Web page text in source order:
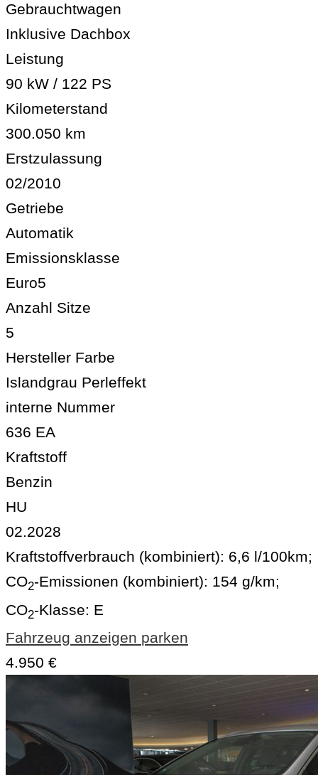
Gebrauchtwagen
Inklusive Dachbox
Leistung
90 kW / 122 PS
Kilometerstand
300.050 km
Erstzulassung
02/2010
Getriebe
Automatik
Emissionsklasse
Euro5
Anzahl Sitze
5
Hersteller Farbe
Islandgrau Perleffekt
interne Nummer
636 EA
Kraftstoff
Benzin
HU
02.2028
Kraftstoffverbrauch (kombiniert): 6,6 l/100km;
CO2-Emissionen (kombiniert): 154 g/km;
CO2-Klasse: E
Fahrzeug anzeigen parken
4.950 €